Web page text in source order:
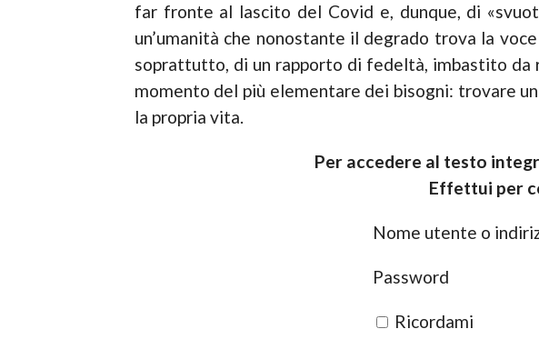
far fronte al lascito del Covid e, dunque, di «
un’umanità che nonostante il degrado trova la
soprattutto, di un rapporto di fedeltà, imbastito
momento del più elementare dei bisogni: trovare
la propria vita.
Per accedere al testo
Effettui per
Nome utente o
Password
Ricordami